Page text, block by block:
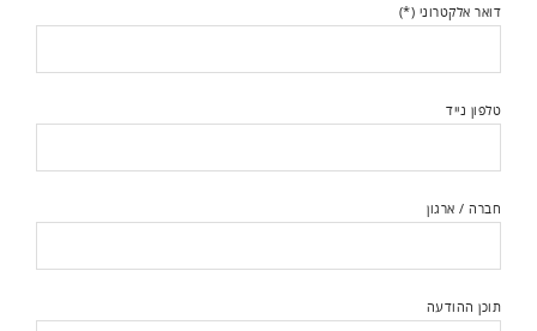
דואר אלקטרוני (*)
טלפון נייד
חברה / ארגון
תוכן ההודעה